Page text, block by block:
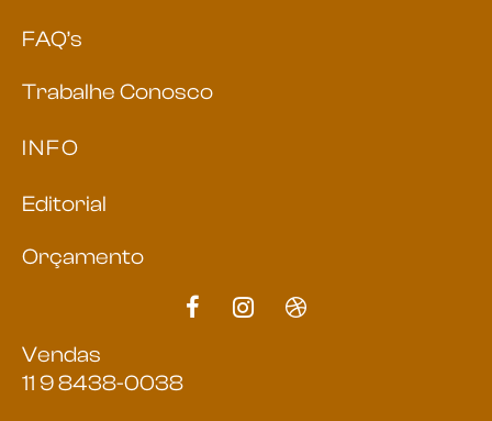
FAQ’s
Trabalhe Conosco
INFO
Editorial
Orçamento
Vendas
11 9 8438-0038